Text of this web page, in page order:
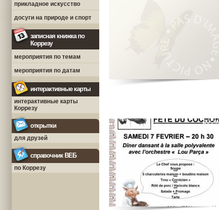
прикладное искусство
досуги на природе и спорт
записная книжка по
Коррезу
мероприятия по темам
мероприятия по датам
интерактивные карты
интерактивные карты
Коррезу
открытки
для друзей
справочник ВЕБ
по Коррезу